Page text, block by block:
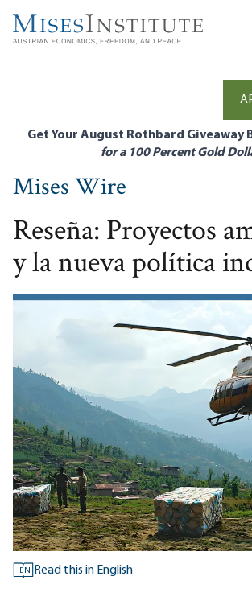
main
Get Your August Rothbard Giveaway
for a 100 Percent Gold
Mises Wire
Reseña: Proyectos
y la nueva política
EN Read this in English